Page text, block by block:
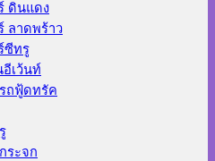
ดินแดง
ลาดพร้าว
ซีทรู
อีเว้นท์
ถฟู้ดทรัค
ระจก